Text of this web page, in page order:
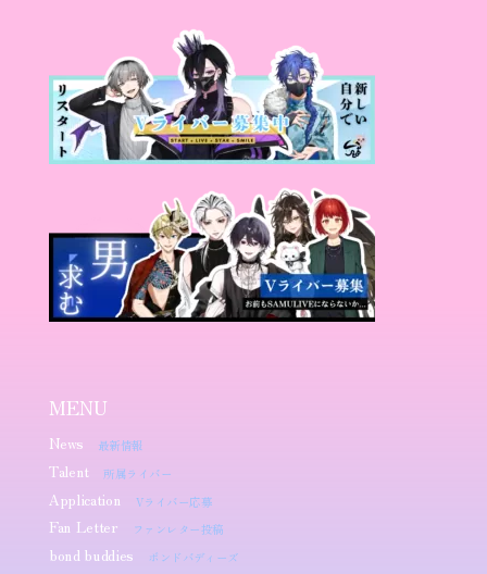
MENU
News 最新情報
Talent 所属ライバー
Application Vライバー応募
Fan Letter ファンレター投稿
bond buddies ボンドバディーズ